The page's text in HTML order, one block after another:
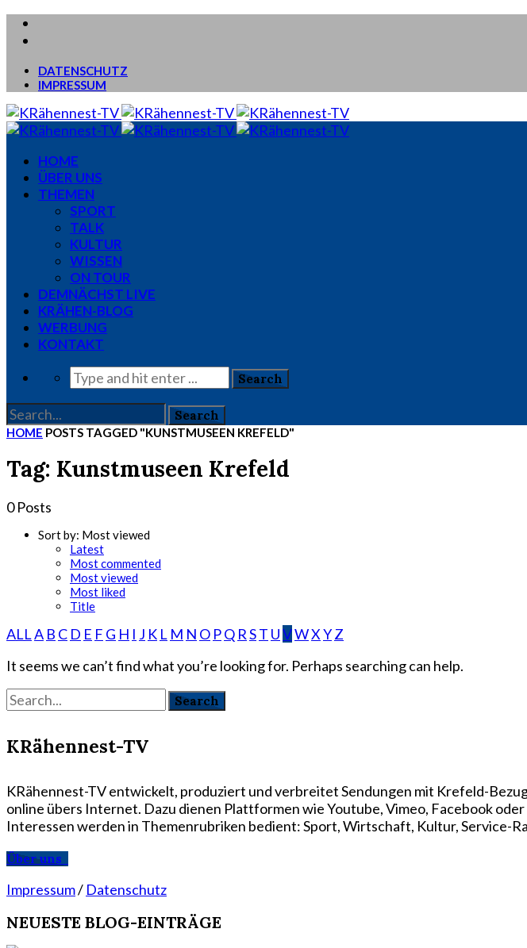
DATENSCHUTZ
IMPRESSUM
HOME
ÜBER UNS
THEMEN
SPORT
TALK
KULTUR
WISSEN
ON TOUR
DEMNÄCHST LIVE
KRÄHEN-BLOG
WERBUNG
KONTAKT
HOME POSTS TAGGED "KUNSTMUSEEN KREFELD"
Tag: Kunstmuseen Krefeld
0 Posts
Sort by: Most viewed
Latest
Most commented
Most viewed
Most liked
Title
ALLA B C D E F G H I J K L M N O PQ RST UVWXYZ
It seems we can’t find what you’re looking for. Perhaps searching can help.
KRähennest-TV
KRähennest-TV entwickelt, produziert und verbreitet Sendungen mit Krefeld-
online übers Internet. Dazu dienen Plattformen wie Youtube, Vimeo, Facebook
Interessen werden in Themenrubriken bedient: Sport, Wirtschaft, Kultur, Service-
Über uns
Impressum/ Datenschutz
NEUESTE BLOG-EINTRÄGE